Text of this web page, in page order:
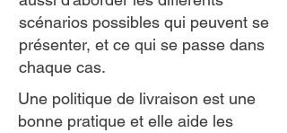
scénarios possibles qui peuvent se
présenter, et ce qui se passe dans
chaque cas.
Une politique de livraison est une
bonne pratique et elle aide les